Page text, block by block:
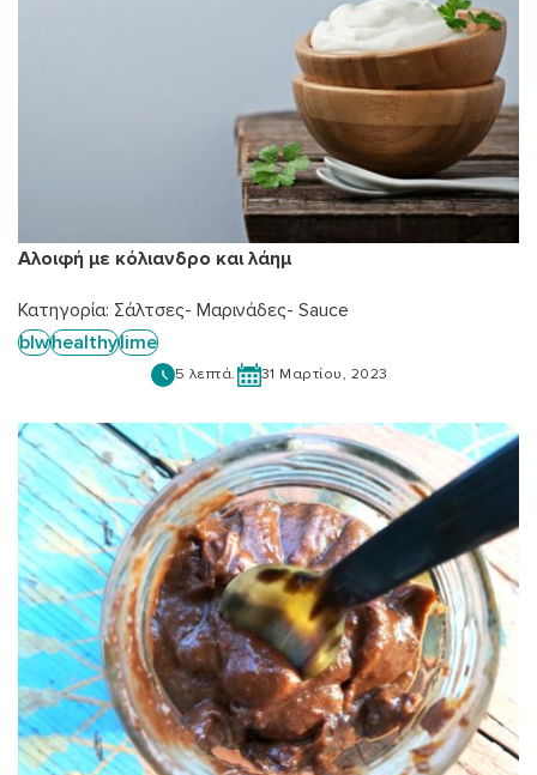
Αλοιφή με κόλιανδρο και λάημ
Κατηγορία: Σάλτσες- Μαρινάδες- Sauce
blwhealthylime
5 λεπτά. 31 Μαρτίου, 2023